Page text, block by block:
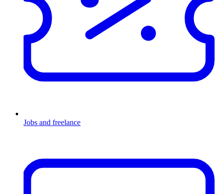
Jobs and freelance